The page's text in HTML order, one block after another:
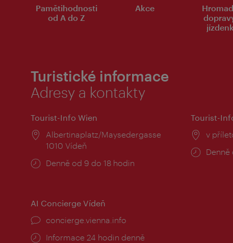
Pamětihodnosti
od A do Z
Akce
Turistické informace
Adresy a kontakty
Tourist-Info Wien
Místo:
Albertinaplatz/Maysedergasse
1010 Vídeň
Provozní
Denně od 9 do 18 hodin
Tourist-
Místo:
v
Denně
AI Concierge Vídeň
concierge.vienna.info
Informace 24 hodin denně